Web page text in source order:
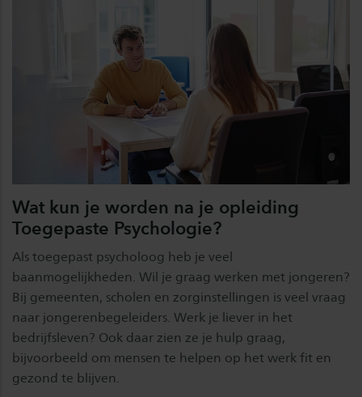
Wat kun je worden na je opleiding
Toegepaste Psychologie?
Als toegepast psycholoog heb je veel
baanmogelijkheden. Wil je graag werken met jongeren?
Bij gemeenten, scholen en zorginstellingen is veel vraag
naar jongerenbegeleiders. Werk je liever in het
bedrijfsleven? Ook daar zien ze je hulp graag,
bijvoorbeeld om mensen te helpen op het werk fit en
gezond te blijven.